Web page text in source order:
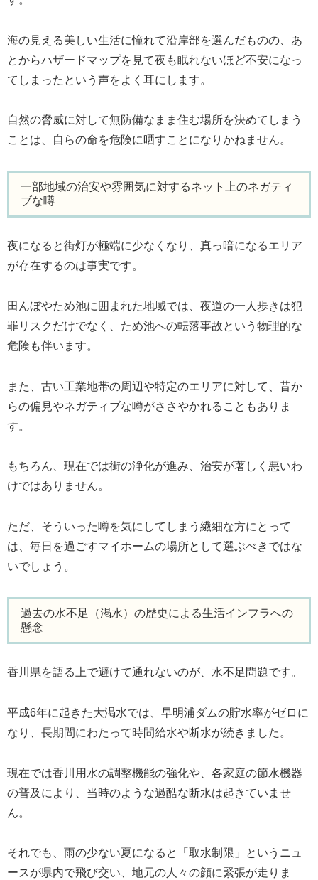
海の見える美しい生活に憧れて沿岸部を選んだものの、あ
とからハザードマップを見て夜も眠れないほど不安になっ
てしまったという声をよく耳にします。
自然の脅威に対して無防備なまま住む場所を決めてしまう
ことは、自らの命を危険に晒すことになりかねません。
一部地域の治安や雰囲気に対するネット上のネガティ
ブな噂
夜になると街灯が極端に少なくなり、真っ暗になるエリア
が存在するのは事実です。
田んぼやため池に囲まれた地域では、夜道の一人歩きは犯
罪リスクだけでなく、ため池への転落事故という物理的な
危険も伴います。
また、古い工業地帯の周辺や特定のエリアに対して、昔か
らの偏見やネガティブな噂がささやかれることもありま
す。
もちろん、現在では街の浄化が進み、治安が著しく悪いわ
けではありません。
ただ、そういった噂を気にしてしまう繊細な方にとって
は、毎日を過ごすマイホームの場所として選ぶべきではな
いでしょう。
過去の水不足（渇水）の歴史による生活インフラへの
懸念
香川県を語る上で避けて通れないのが、水不足問題です。
平成6年に起きた大渇水では、早明浦ダムの貯水率がゼロに
なり、長期間にわたって時間給水や断水が続きました。
現在では香川用水の調整機能の強化や、各家庭の節水機器
の普及により、当時のような過酷な断水は起きていませ
ん。
それでも、雨の少ない夏になると「取水制限」というニュ
ースが県内で飛び交い、地元の人々の顔に緊張が走りま